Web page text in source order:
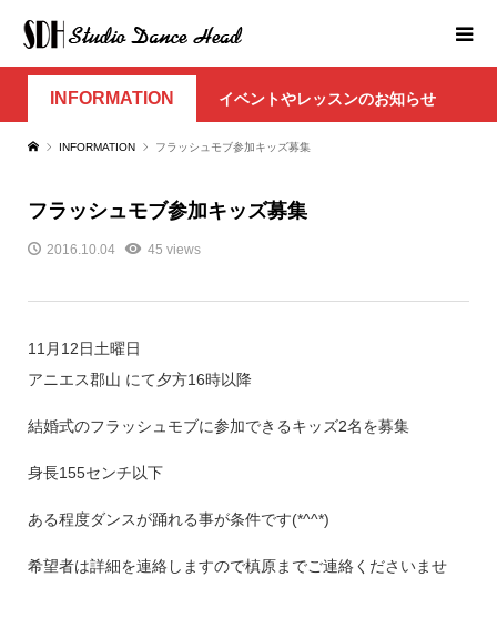
INFORMATION イベントやレッスンのお知らせ
INFORMATION フラッシュモブ参加キッズ募集
フラッシュモブ参加キッズ募集
2016.10.04 45 views
11月12日土曜日
アニエス郡山 にて夕方16時以降
結婚式のフラッシュモブに参加できるキッズ2名を募集
身長155センチ以下
ある程度ダンスが踊れる事が条件です(*^^*)
希望者は詳細を連絡しますので槙原までご連絡くださいませ